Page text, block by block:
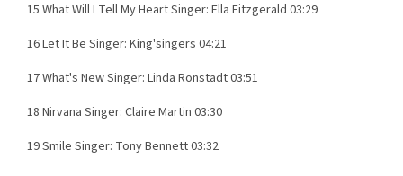
15 What Will I Tell My Heart Singer: Ella Fitzgerald 03:29
16 Let It Be Singer: King'singers 04:21
17 What's New Singer: Linda Ronstadt 03:51
18 Nirvana Singer: Claire Martin 03:30
19 Smile Singer: Tony Bennett 03:32